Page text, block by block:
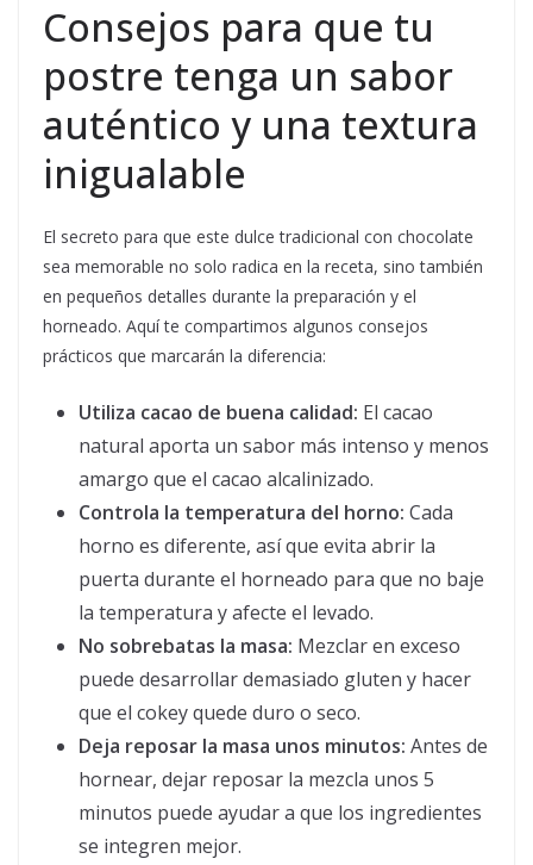
Consejos para que tu
postre tenga un sabor
auténtico y una textura
inigualable
El secreto para que este dulce tradicional con chocolate
sea memorable no solo radica en la receta, sino también
en pequeños detalles durante la preparación y el
horneado. Aquí te compartimos algunos consejos
prácticos que marcarán la diferencia:
Utiliza cacao de buena calidad: El cacao
natural aporta un sabor más intenso y menos
amargo que el cacao alcalinizado.
Controla la temperatura del horno: Cada
horno es diferente, así que evita abrir la
puerta durante el horneado para que no baje
la temperatura y afecte el levado.
No sobrebatas la masa: Mezclar en exceso
puede desarrollar demasiado gluten y hacer
que el cokey quede duro o seco.
Deja reposar la masa unos minutos: Antes de
hornear, dejar reposar la mezcla unos 5
minutos puede ayudar a que los ingredientes
se integren mejor.